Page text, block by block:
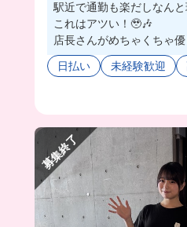
駅近で通勤も楽だしなん
これはアツい！🥹🎶
店長さんがめちゃくちゃ
も安心して働けちゃう🐥💖
まかないの親子丼絶品だ
んなまかないが出るから
日払い 未経験歓迎
募集終了